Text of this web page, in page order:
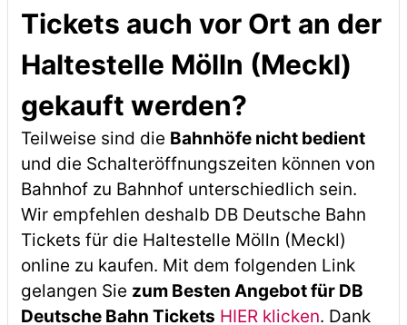
Tickets auch vor Ort an der
Haltestelle Mölln (Meckl)
gekauft werden?
Teilweise sind die Bahnhöfe nicht bedient
und die Schalteröffnungszeiten können von
Bahnhof zu Bahnhof unterschiedlich sein.
Wir empfehlen deshalb DB Deutsche Bahn
Tickets für die Haltestelle Mölln (Meckl)
online zu kaufen. Mit dem folgenden Link
gelangen Sie zum Besten Angebot für DB
Deutsche Bahn Tickets HIER klicken. Dank